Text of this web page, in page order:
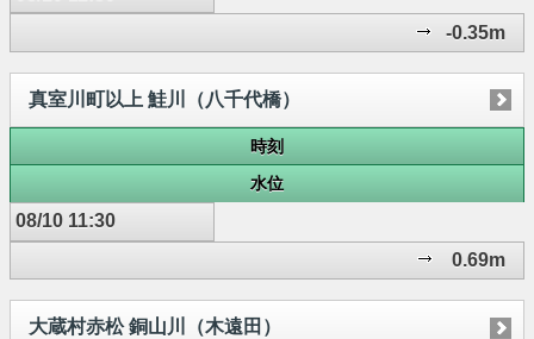
-0.35m
真室川町以上 鮭川（八千代橋）
時刻
水位
08/10 11:30
0.69m
大蔵村赤松 銅山川（木遠田）